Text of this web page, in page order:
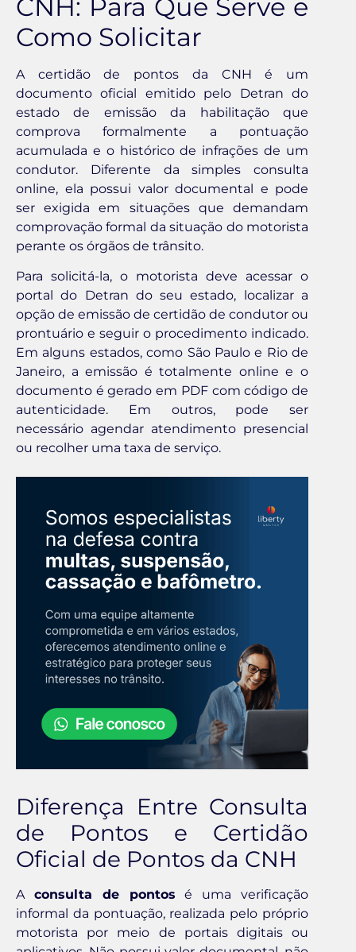
CNH: Para Que Serve e
Como Solicitar
A certidão de pontos da CNH é um
documento oficial emitido pelo Detran do
estado de emissão da habilitação que
comprova formalmente a pontuação
acumulada e o histórico de infrações de um
condutor. Diferente da simples consulta
online, ela possui valor documental e pode
ser exigida em situações que demandam
comprovação formal da situação do motorista
perante os órgãos de trânsito.
Para solicitá-la, o motorista deve acessar o
portal do Detran do seu estado, localizar a
opção de emissão de certidão de condutor ou
prontuário e seguir o procedimento indicado.
Em alguns estados, como São Paulo e Rio de
Janeiro, a emissão é totalmente online e o
documento é gerado em PDF com código de
autenticidade. Em outros, pode ser
necessário agendar atendimento presencial
ou recolher uma taxa de serviço.
Diferença Entre Consulta
de Pontos e Certidão
Oficial de Pontos da CNH
A consulta de pontos é uma verificação
informal da pontuação, realizada pelo próprio
motorista por meio de portais digitais ou